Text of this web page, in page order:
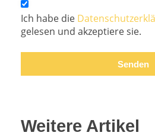
Ich habe die
gelesen und akzeptiere sie.
Senden
Weitere Artikel